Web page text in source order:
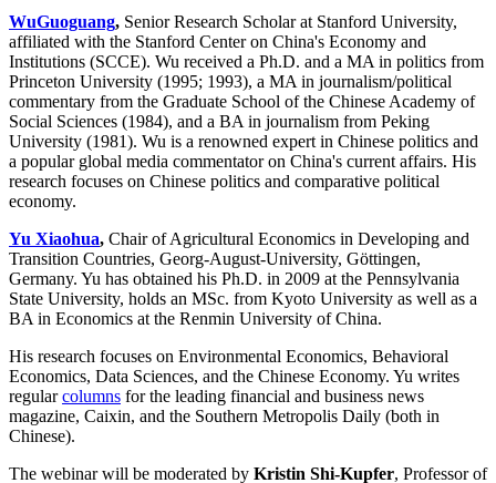
WuGuoguang, Senior Research Scholar at Stanford University,
affiliated with the Stanford Center on China's Economy and
Institutions (SCCE). Wu received a Ph.D. and a MA in politics from
Princeton University (1995; 1993), a MA in journalism/political
commentary from the Graduate School of the Chinese Academy of
Social Sciences (1984), and a BA in journalism from Peking
University (1981). Wu is a renowned expert in Chinese politics and
a popular global media commentator on China's current affairs. His
research focuses on Chinese politics and comparative political
economy.
Yu Xiaohua, Chair of Agricultural Economics in Developing and
Transition Countries, Georg-August-University, Göttingen,
Germany. Yu has obtained his Ph.D. in 2009 at the Pennsylvania
State University, holds an MSc. from Kyoto University as well as a
BA in Economics at the Renmin University of China.
His research focuses on Environmental Economics, Behavioral
Economics, Data Sciences, and the Chinese Economy. Yu writes
regularcolumns for the leading financial and business news
magazine, Caixin, and the Southern Metropolis Daily (both in
Chinese).
The webinar will be moderated by Kristin Shi-Kupfer, Professor of